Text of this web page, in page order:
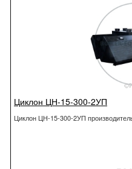
Циклон ЦН-15-300-2УП
Циклон ЦН-15-300-2УП